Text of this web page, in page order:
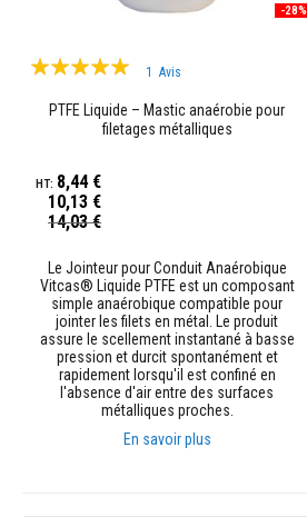
décoratives
réfractaires
température
Cordons
thermiques
Rubans
isolants
température
-28%
Évaluation:
1 Avis
PTFE Liquide – Mastic anaérobie pour
filetages métalliques
Prix
Spécial
10,13 €
8,44 €
14,03 €
Le Jointeur pour Conduit Anaérobique
Vitcas® Liquide PTFE est un composant
simple anaérobique compatible pour
jointer les filets en métal. Le produit
assure le scellement instantané à basse
pression et durcit spontanément et
rapidement lorsqu'il est confiné en
l'absence d'air entre des surfaces
métalliques proches.
En savoir plus